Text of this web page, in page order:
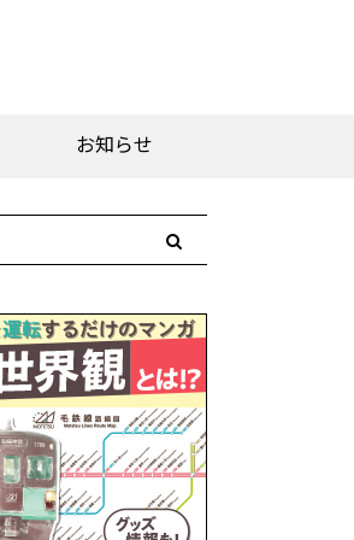
お知らせ